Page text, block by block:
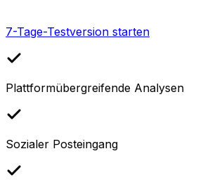
7-Tage-Testversion starten
Plattformübergreifende Analysen
Sozialer Posteingang